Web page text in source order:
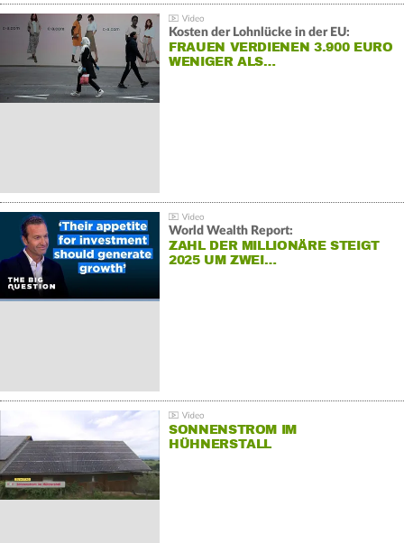
Kosten der Lohnlücke in der EU:
FRAUEN VERDIENEN 3.900 EURO
WENIGER ALS…
World Wealth Report:
ZAHL DER MILLIONÄRE STEIGT
2025 UM ZWEI…
SONNENSTROM IM
HÜHNERSTALL